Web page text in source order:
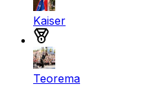
Kaiser
Teorema